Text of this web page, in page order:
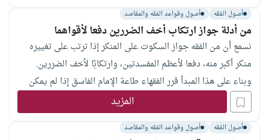
أصول الفقه أصول وقواعد الفقه والمقاصد
من أدلة جواز ارتكاب أخف الضررين دفعا لأقواهما
نسمع أن من الفقه جواز السكوت على المنكر إذا ترتب على تغييره
منكر أكبر منه، دفعا لأعظم المفسدتين، وارتكابًا لأخف الضررين.
وبناء على هذا المبدأ قرر الفقهاء طاعة الإمام الفاسق إذا لم يمكن
خلعه إلا بفتنة وفساد أكبر من فسقه فما الدليل على صحة هذا
المبدأ؟؟؟؟
المزيد
أصول الفقه أصول وقواعد الفقه والمقاصد